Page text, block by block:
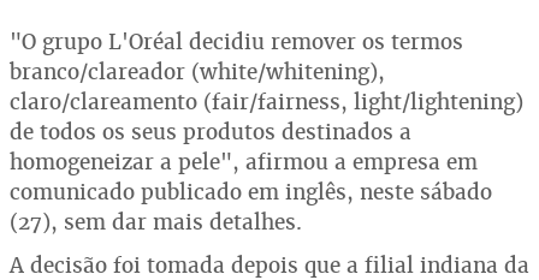
"O grupo L'Oréal decidiu remover os termos
branco/clareador (white/whitening),
claro/clareamento (fair/fairness, light/lightening)
de todos os seus produtos destinados a
homogeneizar a pele", afirmou a empresa em
comunicado publicado em inglês, neste sábado
(27), sem dar mais detalhes.
A decisão foi tomada depois que a filial indiana da